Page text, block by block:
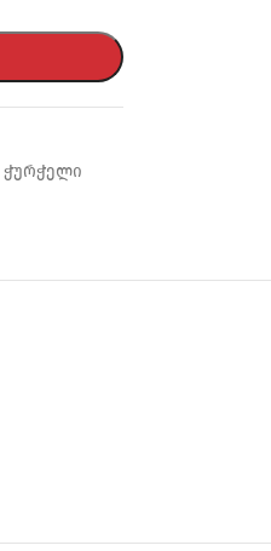
ჭურჭელი